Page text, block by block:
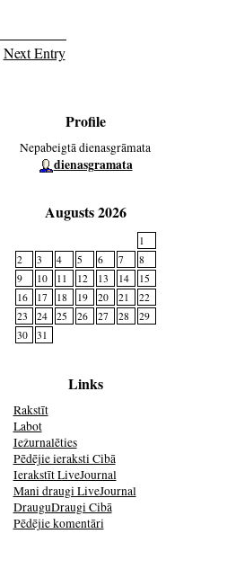
Next Entry
Profile
Nepabeigtā dienasgrāmata
dienasgramata
Augusts 2026
1
2
3 4 5 6 7
8
9
10 11 12 13 14
15
16
17 18 19 20 21
22
23
24 25 26 27 28
29
30
31
Links
Rakstīt
Labot
Iežurnalēties
Pēdējie ieraksti Cibā
Ierakstīt LiveJournal
Mani draugi LiveJournal
DrauguDraugi Cibā
Pēdējie komentāri